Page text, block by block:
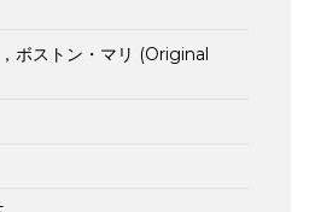
ボストン・マリ (Original